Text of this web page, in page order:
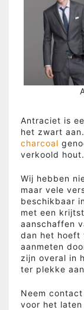
Antraciet is
het zwart
charcoal
verkoold hout.
Wij hebben
maar vele
beschikbaar
met een
aanschaffen
dan het hoeft
aanmeten
zijn overal in
ter plekke
Neem
voor het